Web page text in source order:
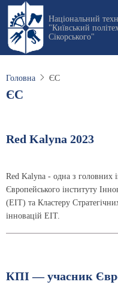
Перейти
основного
вмісту
Національний
"Київський
Сікорського"
Головна ЄС
ЄС
Red Kalyna 2023
Red Kalyna - одна з головних
Європейського інституту
(EIT) та Кластеру
інновацій EIT.
КПІ — учасник